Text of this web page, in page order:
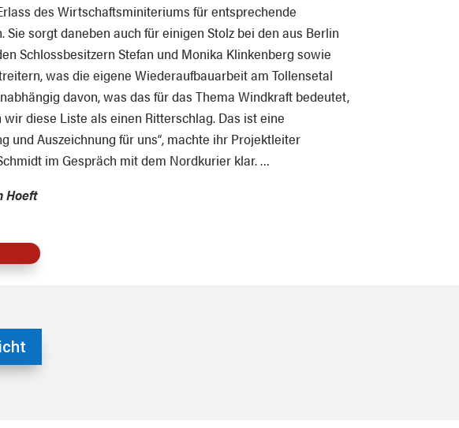
des Wirtschaftsminiteriums für entsprechende
Sie sorgt daneben auch für einigen Stolz bei den aus Berlin
Schlossbesitzern Stefan und Monika Klinkenberg sowie
was die eigene Wiederaufbauarbeit am Tollensetal
davon, was das für das Thema Windkraft bedeutet,
wir diese Liste als einen Ritterschlag. Das ist eine
und Auszeichnung für uns“, machte ihr Projektleiter
im Gespräch mit dem Nordkurier klar. …
Hoeft